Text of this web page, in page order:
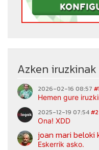
Azken iruzkinak
2026-02-16 08:57 #1
Hemen gure
2025-12-19 07:54#2
Ona! XDD
joan mari beloki
Eskerrik asko.